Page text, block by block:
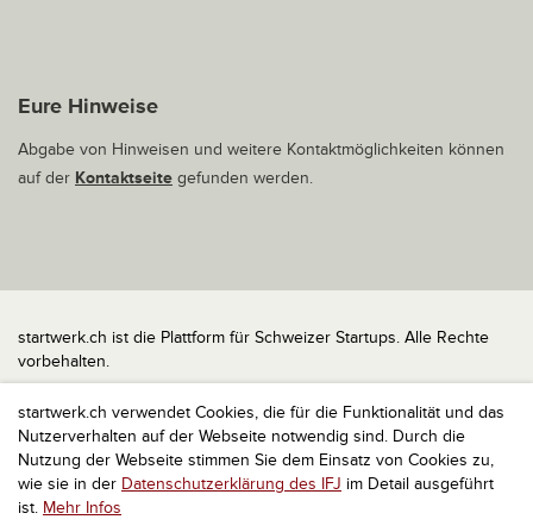
startwerk.ch verwendet Cookies, die für die Funktionalität und das
Nutzerverhalten auf der Webseite notwendig sind. Durch die
Nutzung der Webseite stimmen Sie dem Einsatz von Cookies zu,
wie sie in der Datenschutzerklärung des IFJ im Detail ausgeführt
ist. Mehr Infos
Eure Hinweise
Abgabe von Hinweisen und weitere Kontaktmöglichkeiten können
auf der Kontaktseite gefunden werden.
startwerk.ch ist die Plattform für Schweizer Startups. Alle Rechte
vorbehalten.
Impressum
Kontakt
nach oben